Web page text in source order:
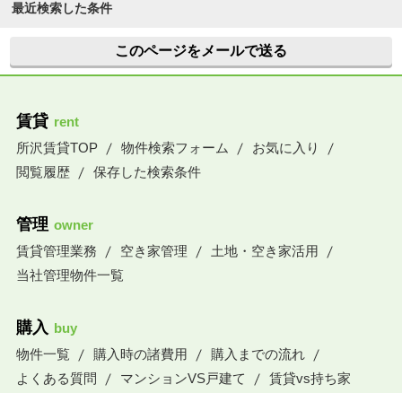
最近検索した条件
このページをメールで送る
賃貸 rent
所沢賃貸TOP
物件検索フォーム
お気に入り
閲覧履歴
保存した検索条件
管理 owner
賃貸管理業務
空き家管理
土地・空き家活用
当社管理物件一覧
購入 buy
物件一覧
購入時の諸費用
購入までの流れ
よくある質問
マンションVS戸建て 賃貸vs持ち家